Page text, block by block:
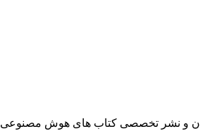
و نشر تخصصی کتاب های هوش مصنوعی